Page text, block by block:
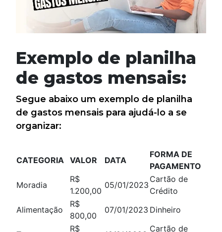
Exemplo de planilha
de gastos mensais:
Segue abaixo um exemplo de planilha
de gastos mensais para ajudá-lo a se
organizar:
CATEGORIA VALOR DATA
FORMA DE
PAGAMENTO
Moradia
R$
1.200,00
05/01/2023
Cartão de
Crédito
Alimentação
R$
800,00
07/01/2023 Dinheiro
R$ Cartão de